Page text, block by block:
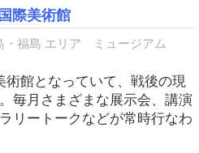
際美術館
・福島 エリア ミュージアム
館となっていて、戦後の現
毎月さまざまな展示会、講演
リートークなどが常時行なわ